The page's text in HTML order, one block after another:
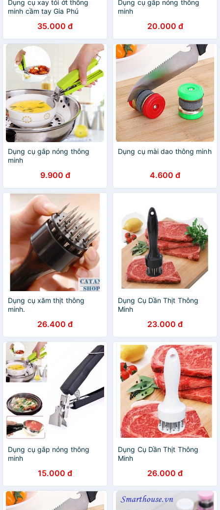
Dụng cụ xay tỏi ớt thông
minh cầm tay Gia Phú
35.000 đ
Dụng cụ gắp nóng thông
minh
20.000 đ
Dụng cụ gắp nóng thông
minh
9.900 đ
Dụng cụ mài dao thông minh
4.600 đ
Dụng cụ xăm thịt thông
minh.
26.400 đ
Dụng Cụ Dần Thịt Thông
Minh
23.000 đ
Dụng cụ gắp nóng thông
minh
15.000 đ
Dụng Cụ Dần Thịt Thông
Minh
26.000 đ